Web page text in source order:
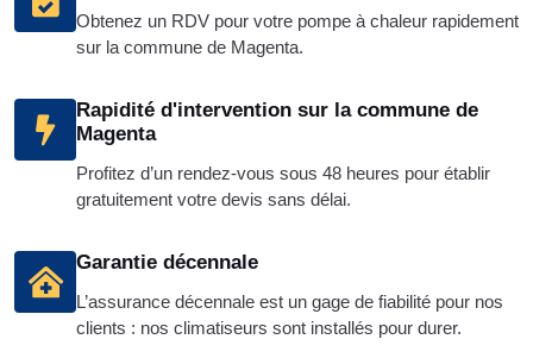
Obtenez un RDV pour votre pompe à chaleur rapidement
sur la commune de Magenta.
Rapidité d'intervention sur la commune de
Magenta
Profitez d’un rendez-vous sous 48 heures pour établir
gratuitement votre devis sans délai.
Garantie décennale
L’assurance décennale est un gage de fiabilité pour nos
clients : nos climatiseurs sont installés pour durer.